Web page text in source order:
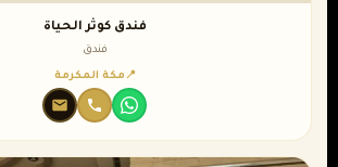
فندق كوثر الحياة
فندق
مكة المكرمة